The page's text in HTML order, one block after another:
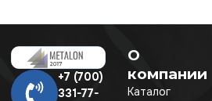
+7 (700)
331-77-
О
компании
Каталог